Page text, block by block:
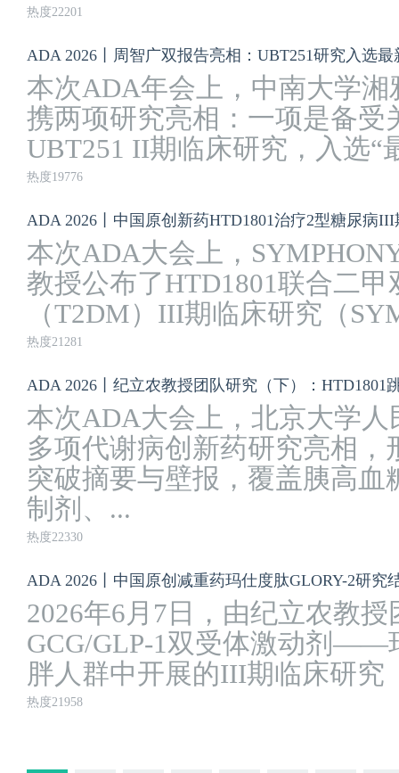
热度22201
本次ADA年会上，中南大学
携两项研究亮相：一项是备受
UBT251 II期临床研究，入选“
热度19776
ADA 2026丨中国原创新药HTD1801治疗2型糖尿病
本次ADA大会上，
教授公布了HTD1801联合二
（T2DM）III期临床研究（
热度21281
本次ADA大会上，北京大学
多项代谢病创新药研究亮相
突破摘要与壁报，覆盖胰高血
制剂、...
热度22330
ADA 2026丨中国原创减重药玛仕度肽GLORY-2研
2026年6月7日，由纪立农教
GCG/GLP-1双受体激动剂——
胖人群中开展的III期临床研究
热度21958